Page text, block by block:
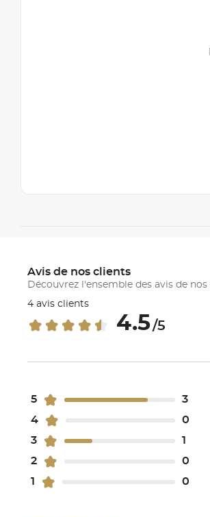
Avis de nos clients
Découvrez l'ensemble des avis de
4 avis clients
4.5/5
5
3
4
0
3
1
2
0
1
0